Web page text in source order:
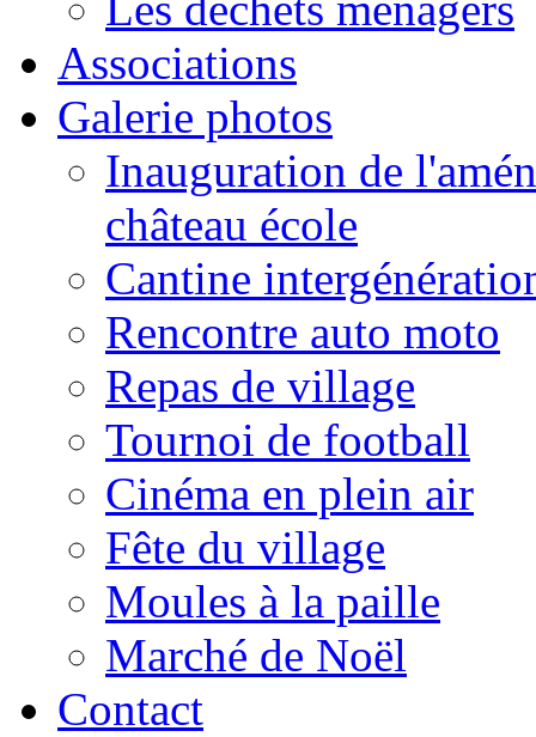
Associations
Galerie photos
Inauguration de
château école
Cantine
Rencontre auto moto
Repas de village
Tournoi de football
Cinéma en plein air
Fête du village
Moules à la paille
Marché de Noël
Contact